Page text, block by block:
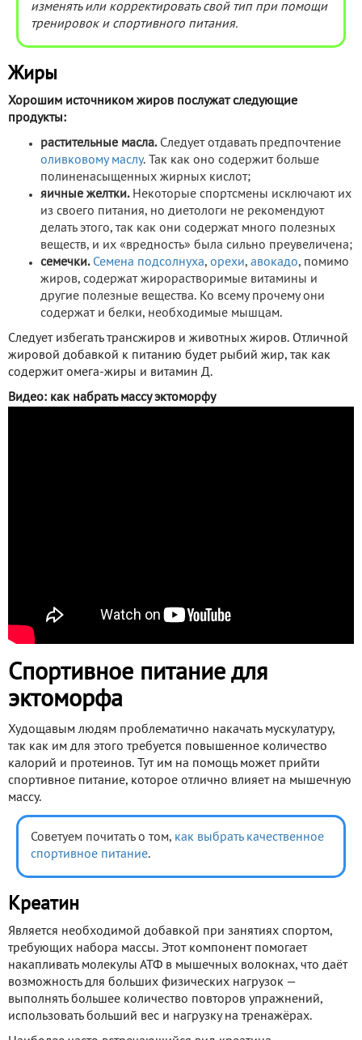
изменять или корректировать свой тип при помощи
тренировок и спортивного питания.
Жиры
Хорошим источником жиров послужат следующие
продукты:
растительные масла.Следует отдавать предпочтение
оливковому маслу. Так как оно содержит больше
полиненасыщенных жирных кислот;
яичные желтки.Некоторые спортсмены исключают их
из своего питания, но диетологи не рекомендуют
делать этого, так как они содержат много полезных
веществ, и их «вредность» была сильно преувеличена;
семечки. Семена подсолнуха, орехи, авокадо, помимо
жиров, содержат жирорастворимые витамины и
другие полезные вещества. Ко всему прочему они
содержат и белки, необходимые мышцам.
Следует избегать трансжиров и животных жиров. Отличной
жировой добавкой к питанию будет рыбий жир, так как
содержит омега-жиры и витамин Д.
Видео: как набрать массу эктоморфу
Спортивное питание для
эктоморфа
Худощавым людям проблематично накачать мускулатуру,
так как им для этого требуется повышенное количество
калорий и протеинов. Тут им на помощь может прийти
спортивное питание, которое отлично влияет на мышечную
массу.
Советуем почитать о том, как выбрать качественное
спортивное питание.
Креатин
Является необходимой добавкой при занятиях спортом,
требующих набора массы. Этот компонент помогает
накапливать молекулы АТФ в мышечных волокнах, что даёт
возможность для больших физических нагрузок —
выполнять большее количество повторов упражнений,
использовать больший вес и нагрузку на тренажёрах.